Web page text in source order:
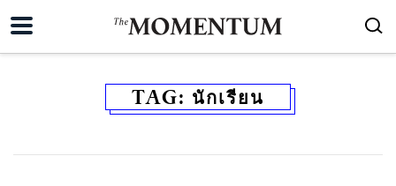
TAG: นักเรียน